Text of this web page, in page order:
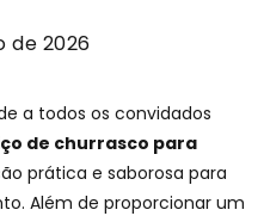
de 2026
a todos os convidados
de churrasco para
prática e saborosa para
Além de proporcionar um